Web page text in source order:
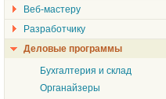
Веб-мастеру
Разработчику
Деловые программы
Бухгалтерия и склад
Органайзеры